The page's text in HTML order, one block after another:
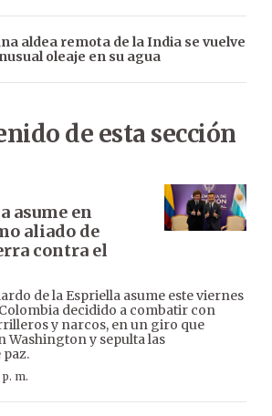
aldea remota de la India se vuelve
oleaje en su agua
de esta sección
asume en
aliado de
contra el
de la Espriella asume este viernes
decidido a combatir con
y narcos, en un giro que
Washington y sepulta las
m.